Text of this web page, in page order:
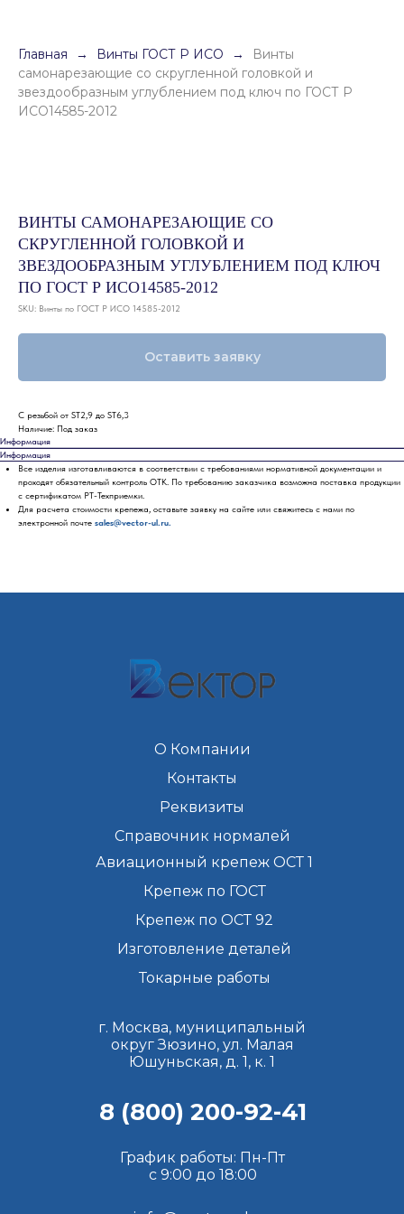
Главная Винты ГОСТ Р ИСО
Винты
самонарезающие со скругленной головкой и
звездообразным углублением под ключ по ГОСТ Р
ИСО14585-2012
ВИНТЫ САМОНАРЕЗАЮЩИЕ СО
СКРУГЛЕННОЙ ГОЛОВКОЙ И
ЗВЕЗДООБРАЗНЫМ УГЛУБЛЕНИЕМ ПОД КЛЮЧ
ПО ГОСТ Р ИСО14585-2012
SKU: Винты по ГОСТ Р ИСО 14585-2012
Оставить заявку
С резьбой от ST2,9 до ST6,3
Наличие: Под заказ
Информация
Информация
Все изделия изготавливаются в соответствии с требованиями нормативной документации и
проходят обязательный контроль ОТК. По требованию заказчика возможна поставка продукции
с сертификатом РТ-Техприемки.
Для расчета стоимости крепежа, оставьте заявку на сайте или свяжитесь с нами по
электронной почте sales@vector-ul.ru.
График работы: Пн-Пт
с 9:00 до 18:00
г. Москва, муниципальный
округ Зюзино, ул. Малая
Юшуньская, д. 1, к. 1
О Компании
Контакты
Реквизиты
Справочник нормалей
Авиационный крепеж ОСТ 1
Крепеж по ГОСТ
Крепеж по ОСТ 92
Изготовление деталей
Токарные работы
8 (800) 200-92-41